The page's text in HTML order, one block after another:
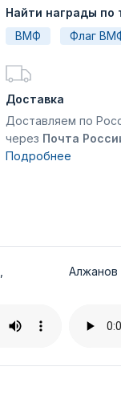
Найти награды по
ВМФ
Флаг
Доставка
Доставляем по
через Почта
Подробнее
Алжанов